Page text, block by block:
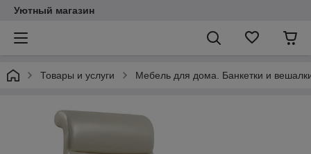
Уютный магазин
Товары и услуги Мебель для дома. Банкетки и